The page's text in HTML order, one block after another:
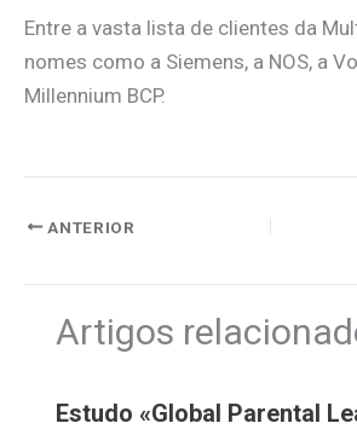
Entre a vasta lista de clientes da
nomes como a Siemens, a NOS, a
Millennium BCP.
ANTERIOR
Artigos
Estudo «Global Parental